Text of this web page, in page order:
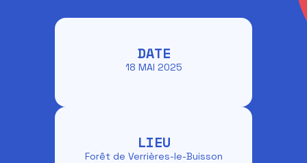
DATE
18 MAI 2025
LIEU
Forêt de Verrières-le-Buisson